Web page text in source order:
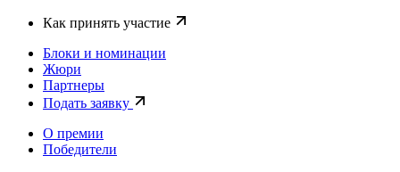
Как принять участие
Блоки и номинации
Жюри
Партнеры
Подать заявку
О премии
Победители